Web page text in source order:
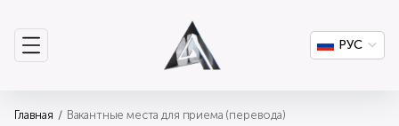
РУС
Главная Вакантные места для приема (перевода)